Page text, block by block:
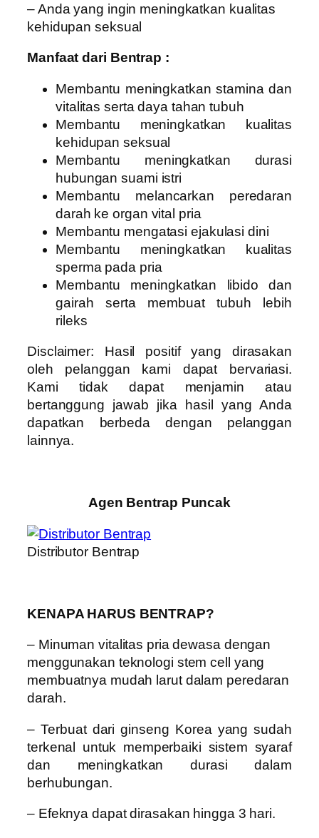
– Anda yang ingin meningkatkan kualitas
kehidupan seksual
Manfaat dari Bentrap :
Membantu meningkatkan stamina dan
vitalitas serta daya tahan tubuh
Membantu meningkatkan kualitas
kehidupan seksual
Membantu meningkatkan durasi
hubungan suami istri
Membantu melancarkan peredaran
darah ke organ vital pria
Membantu mengatasi ejakulasi dini
Membantu meningkatkan kualitas
sperma pada pria
Membantu meningkatkan libido dan
gairah serta membuat tubuh lebih
rileks
Disclaimer: Hasil positif yang dirasakan
oleh pelanggan kami dapat bervariasi.
Kami tidak dapat menjamin atau
bertanggung jawab jika hasil yang Anda
dapatkan berbeda dengan pelanggan
lainnya.
Agen Bentrap Puncak
Distributor Bentrap
KENAPA HARUS BENTRAP?
– Minuman vitalitas pria dewasa dengan
menggunakan teknologi stem cell yang
membuatnya mudah larut dalam peredaran
darah.
– Terbuat dari ginseng Korea yang sudah
terkenal untuk memperbaiki sistem syaraf
dan meningkatkan durasi dalam
berhubungan.
– Efeknya dapat dirasakan hingga 3 hari.